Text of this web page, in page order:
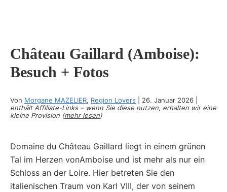
Château Gaillard (Amboise):
Besuch + Fotos
Von Morgane MAZELIER, Region Lovers 26. Januar 2026
enthält Affiliate-Links – wenn Sie diese nutzen, erhalten wir eine
kleine Provision (mehr lesen)
Domaine du Château Gaillard liegt in einem grünen
Tal im Herzen vonAmboise und ist mehr als nur ein
Schloss an der Loire. Hier betreten Sie den
italienischen Traum von Karl VIII, der von seinem